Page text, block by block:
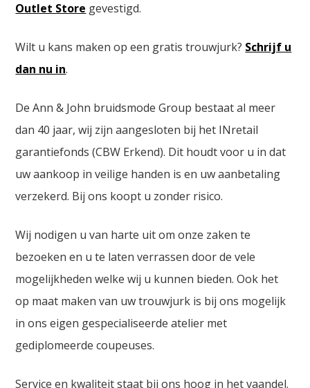
Outlet Store gevestigd.
Wilt u kans maken op een gratis trouwjurk? Schrijf u
dan nu in.
De Ann & John bruidsmode Group bestaat al meer
dan 40 jaar, wij zijn aangesloten bij het INretail
garantiefonds (CBW Erkend). Dit houdt voor u in dat
uw aankoop in veilige handen is en uw aanbetaling
verzekerd. Bij ons koopt u zonder risico.
Wij nodigen u van harte uit om onze zaken te
bezoeken en u te laten verrassen door de vele
mogelijkheden welke wij u kunnen bieden. Ook het
op maat maken van uw trouwjurk is bij ons mogelijk
in ons eigen gespecialiseerde atelier met
gediplomeerde coupeuses.
Service en kwaliteit staat bij ons hoog in het vaandel.